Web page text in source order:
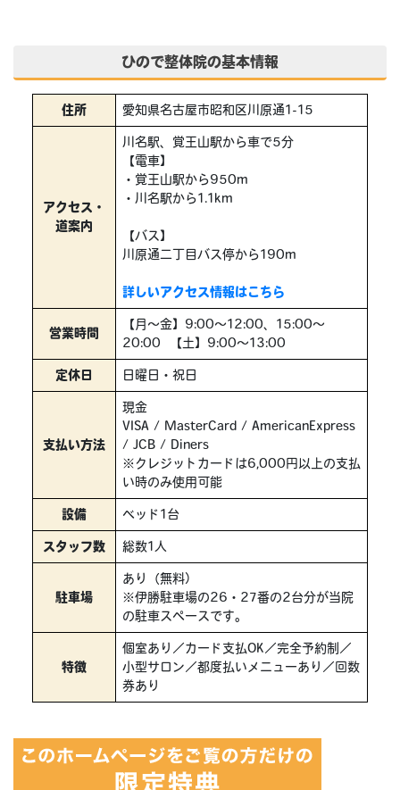
ひので整体院の基本情報
住所 愛知県名古屋市昭和区川原通1-15
アクセス・
道案内
川名駅、覚王山駅から車で5分
【電車】
・覚王山駅から950m
・川名駅から1.1km
【バス】
川原通二丁目バス停から190m
詳しいアクセス情報はこちら
営業時間
【月～金】9:00～12:00、15:00～
20:00 【土】9:00～13:00
定休日 日曜日・祝日
支払い方法
現金
VISA / MasterCard / AmericanExpress
/ JCB / Diners
※クレジットカードは6,000円以上の支払
い時のみ使用可能
設備 ベッド1台
スタッフ数 総数1人
駐車場
あり（無料）
※伊勝駐車場の26・27番の2台分が当院
の駐車スペースです。
特徴
個室あり／カード支払OK／完全予約制／
小型サロン／都度払いメニューあり／回数
券あり